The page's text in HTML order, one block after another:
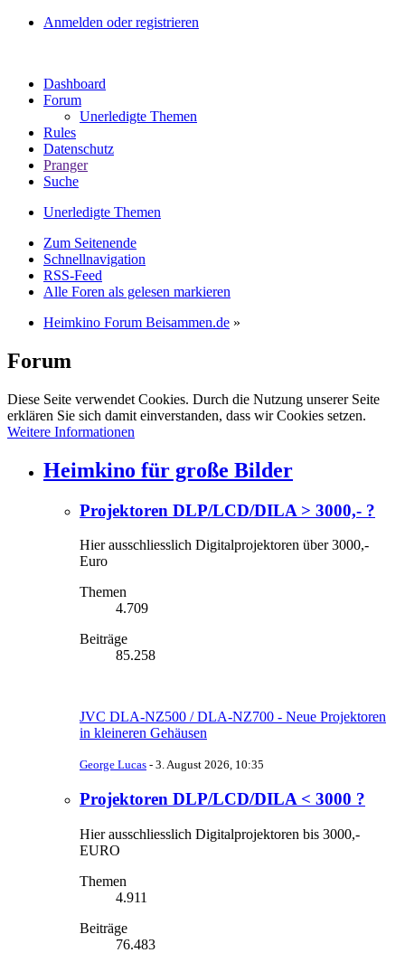
Anmelden oder registrieren
Dashboard
Forum
Unerledigte Themen
Rules
Datenschutz
Pranger
Suche
Unerledigte Themen
Zum Seitenende
Schnellnavigation
RSS-Feed
Alle Foren als gelesen markieren
Heimkino Forum Beisammen.de »
Forum
Diese Seite verwendet Cookies. Durch die Nutzung unserer Seite
erklären Sie sich damit einverstanden, dass wir Cookies setzen.
Weitere Informationen
Heimkino für große Bilder
Projektoren DLP/LCD/DILA > 3000,- ?
Hier ausschliesslich Digitalprojektoren über 3000,-
Euro
Themen
4.709
Beiträge
85.258
JVC DLA-NZ500 / DLA-NZ700 - Neue Projektoren
in kleineren Gehäusen
George Lucas - 3. August 2026, 10:35
Projektoren DLP/LCD/DILA < 3000 ?
Hier ausschliesslich Digitalprojektoren bis 3000,-
EURO
Themen
4.911
Beiträge
76.483